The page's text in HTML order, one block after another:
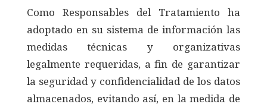
Como Responsables del Tratamiento ha
adoptado en su sistema de información las
medidas técnicas y organizativas
legalmente requeridas, a fin de garantizar
la seguridad y confidencialidad de los datos
almacenados, evitando así, en la medida de